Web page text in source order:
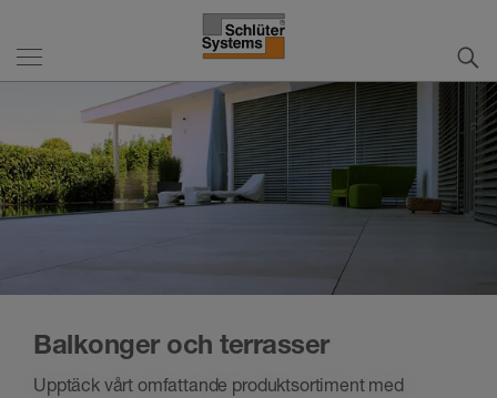
Balkonger och terrasser
Upptäck vårt omfattande produktsortiment med